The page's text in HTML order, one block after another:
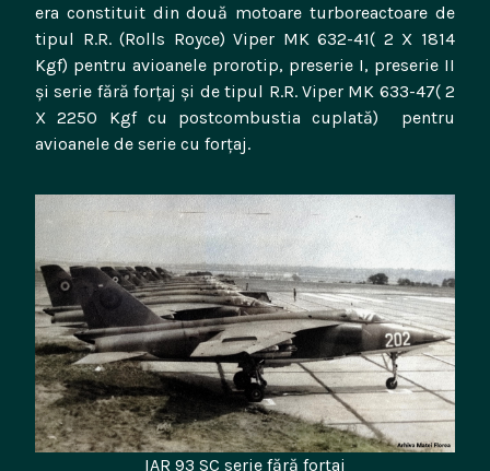
era constituit din două motoare turboreactoare de
tipul R.R. (Rolls Royce) Viper MK 632-41( 2 X 1814
Kgf) pentru avioanele prorotip, preserie I, preserie II
și serie fără forțaj și de tipul R.R. Viper MK 633-47( 2
X 2250 Kgf cu postcombustia cuplată) pentru
avioanele de serie cu forțaj.
IAR 93 SC serie fără forțaj